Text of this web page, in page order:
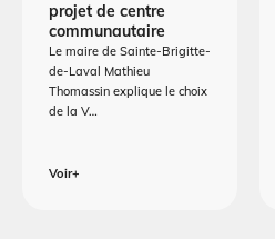
projet de centre
communautaire
Le maire de Sainte-Brigitte-
de-Laval Mathieu
Thomassin explique le choix
de la V…
Voir+